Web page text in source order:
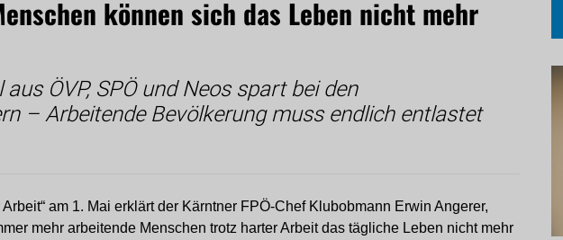
können sich das Leben nicht mehr
aus ÖVP, SPÖ und Neos spart bei den
– Arbeitende Bevölkerung muss endlich entlastet
Arbeit“ am 1. Mai erklärt der Kärntner FPÖ-Chef Klubobmann Erwin Angerer,
mehr arbeitende Menschen trotz harter Arbeit das tägliche Leben nicht mehr